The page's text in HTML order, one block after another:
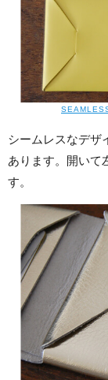
シームレスなデザ
あります。開いて
す。